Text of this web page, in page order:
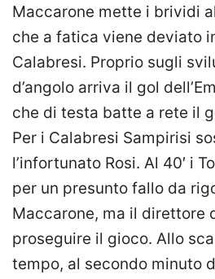
Maccarone mette i brividi
che a fatica viene deviato
Calabresi. Proprio sugli
d’angolo arriva il gol
che di testa batte a rete il
Per i Calabresi Sampirisi
l’infortunato Rosi. Al 40′ i
per un presunto fallo da
Maccarone, ma il direttore
proseguire il gioco. Allo
tempo, al secondo minuto